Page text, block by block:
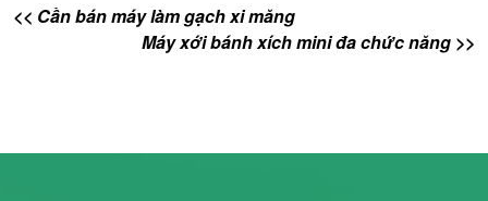
<< Cần bán máy làm gạch xi măng
Máy xới bánh xích mini đa chức năng >>